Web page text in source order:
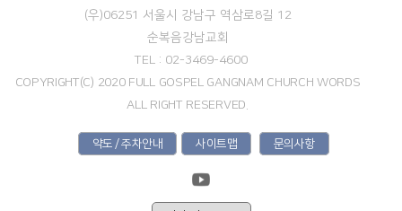
(우)06251 서울시 강남구 역삼로8길 12
순복음강남교회
TEL : 02-3469-4600
COPYRIGHT(C) 2020 FULL GOSPEL GANGNAM CHURCH WORDS
ALL RIGHT RESERVED.
약도 / 주차안내 사이트맵 문의사항